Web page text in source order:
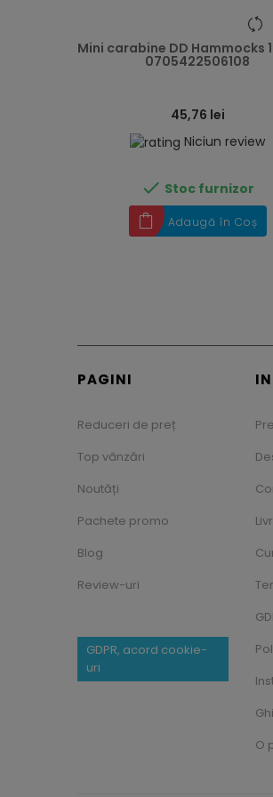
Mini carabine DD Hammocks
0705422506108
45,76 lei
Niciun review
 Stoc furnizor
Adaugă în Coș
PAGINI
Reduceri de preț
Top vânzări
Noutăți
Pachete promo
Blog
Review-uri
GDPR, acord cookie-
uri
O